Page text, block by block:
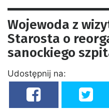
Wojewoda z
Starosta o
sanockiego
Udostępnij na: